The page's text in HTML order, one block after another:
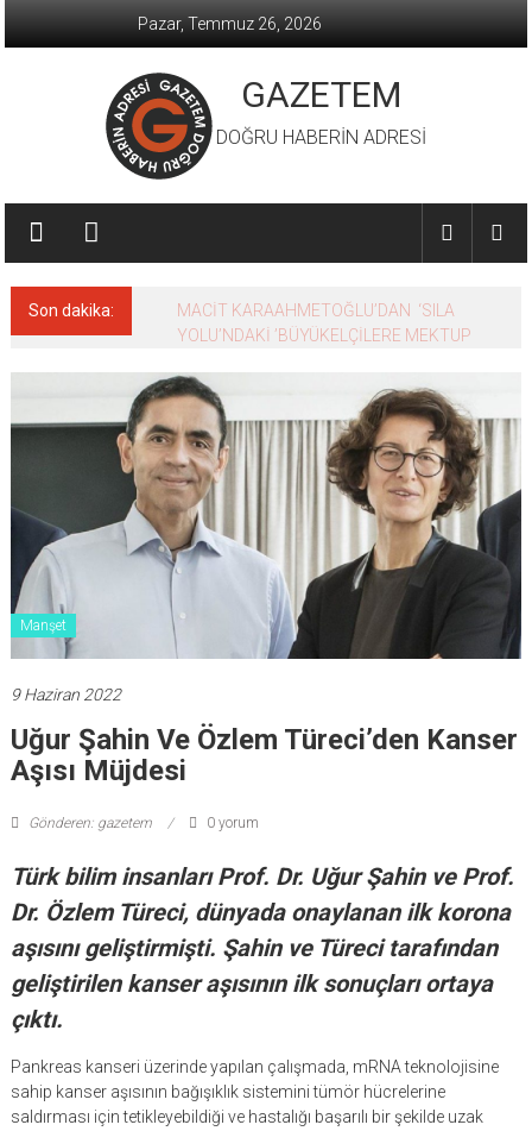
Pazar, Temmuz 26, 2026
GAZETEM
DOĞRU HABERİN ADRESİ
Son dakika:
MACİT KARAAHMETOĞLU’DAN ‘SILA
YOLU’NDAKİ ’BÜYÜKELÇİLERE MEKTUP
Manşet
9 Haziran 2022
Uğur Şahin Ve Özlem Türeci’den Kanser
Aşısı Müjdesi
Gönderen: gazetem 0 yorum
Türk bilim insanları Prof. Dr. Uğur Şahin ve Prof.
Dr. Özlem Türeci, dünyada onaylanan ilk korona
aşısını geliştirmişti. Şahin ve Türeci tarafından
geliştirilen kanser aşısının ilk sonuçları ortaya
çıktı.
Pankreas kanseri üzerinde yapılan çalışmada, mRNA teknolojisine
sahip kanser aşısının bağışıklık sistemini tümör hücrelerine
saldırması için tetikleyebildiği ve hastalığı başarılı bir şekilde uzak